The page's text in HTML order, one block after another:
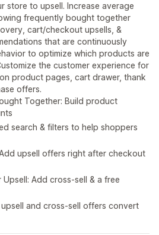
store to upsell. Increase average
frequently bought together
cart/checkout upsells, &
that are continuously
to optimize which products are
the customer experience for
product pages, cart drawer, thank
offers.
Together: Build product
search & filters to help shoppers
upsell offers right after checkout
Add cross-sell & a free
and cross-sell offers convert